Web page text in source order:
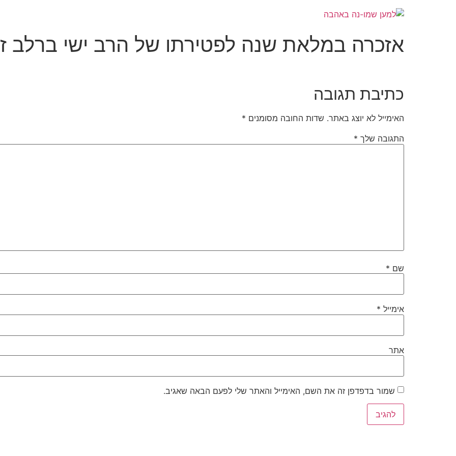
אזכרה במלאת שנה לפטירתו של הרב ישי ברלב
כתיבת תגובה
האימייל לא יוצג באתר. שדות החובה מסומנים *
התגובה שלך *
שם *
אימייל *
אתר
שמור בדפדפן זה את השם, האימייל והאתר שלי לפעם הבאה שאגיב.